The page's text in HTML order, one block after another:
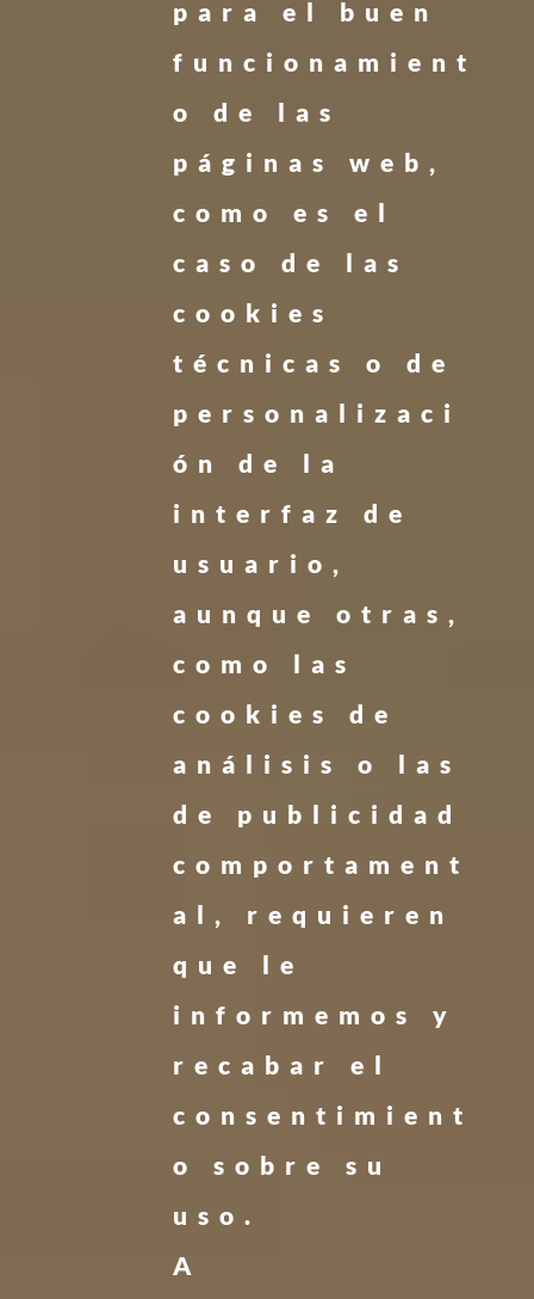
para el buen
funcionamient
o de las
páginas web,
como es el
caso de las
cookies
técnicas o de
personalizaci
ón de la
interfaz de
usuario,
aunque otras,
como las
cookies de
análisis o las
de publicidad
comportament
al, requieren
que le
informemos y
recabar el
consentimient
o sobre su
uso.
A